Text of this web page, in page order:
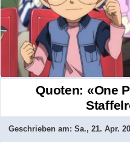
Quoten: «One
Geschrieben am: Sa., 21. Apr.